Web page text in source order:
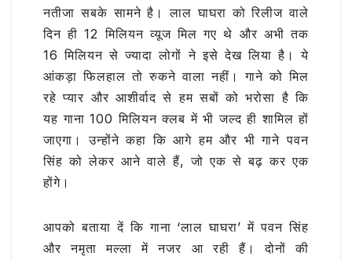
नतीजा सबके सामने है। लाल घाघरा को रिलीज वाले
दिन ही 12 मिलियन व्यूज मिल गए थे और अभी तक
16 मिलियन से ज्यादा लोगों ने इसे देख लिया है। ये
आंकड़ा फिलहाल तो रुकने वाला नहीं। गाने को मिल
रहे प्यार और आशीर्वाद से हम सबों को भरोसा है कि
यह गाना 100 मिलियन क्लब में भी जल्द ही शामिल हों
जाएगा। उन्होंने कहा कि आगे हम और भी गाने पवन
सिंह को लेकर आने वाले हैं, जो एक से बढ़ कर एक
होंगे।
आपको बताया दें कि गाना ‘लाल घाघरा’ में पवन सिंह
और नमृता मल्ला में नजर आ रही हैं। दोनों की